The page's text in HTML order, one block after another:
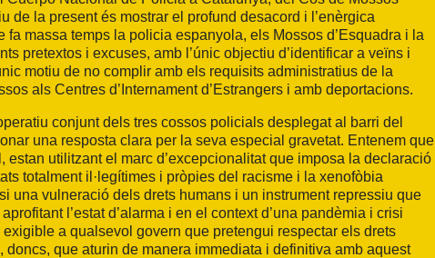
de la present és mostrar el profund desacord i l’enèrgica
massa temps la policia espanyola, els Mossos d’Esquadra i la
pretextos i excuses, amb l’únic objectiu d’identificar a veïns i
motiu de no complir amb els requisits administratius de la
als Centres d’Internament d’Estrangers i amb deportacions.
conjunt dels tres cossos policials desplegat al barri del
una resposta clara per la seva especial gravetat. Entenem que
utilitzant el marc d’excepcionalitat que imposa la declaració
totalment il·legítimes i pròpies del racisme i la xenofòbia
una vulneració dels drets humans i un instrument repressiu que
l’estat d’alarma i en el context d’una pandèmia i crisi
a qualsevol govern que pretengui respectar els drets
que aturin de manera immediata i definitiva amb aquest